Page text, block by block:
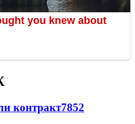
контракт7852